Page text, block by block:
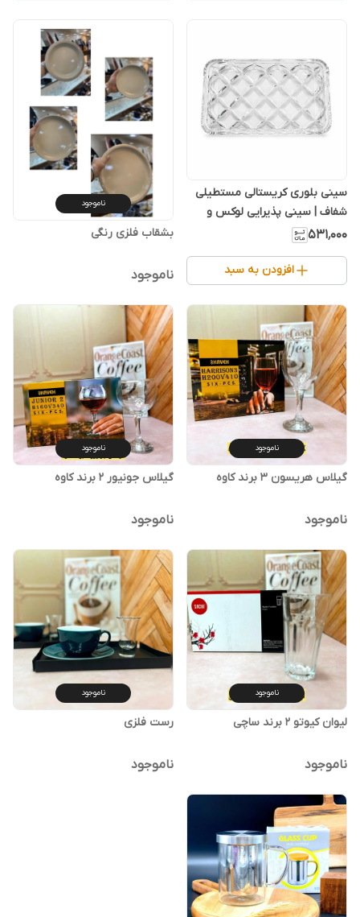
سینی بلوری کریستالی مستطیلی
شفاف | سینی پذیرایی لوکس و
مقاوم
۵۳۱٬۰۰۰
افزودن به سبد
ناموجود
ناموجود
ناموجود
گیلاس هریسون ۳ برند کاوه
ناموجود
ناموجود
گیلاس جونیور ۲ برند کاوه
ناموجود
ناموجود
لیوان کیوتو ۲ برند ساچی
ناموجود
ناموجود
رست فلزی
ناموجود